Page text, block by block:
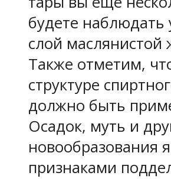
будете
слой маслянистой
Также отметим,
структуре
должно быть
Осадок, муть и
новообразования
признаками